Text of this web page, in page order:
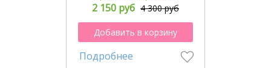
2 150 руб 4 300 руб
Добавить в корзину
Подробнее